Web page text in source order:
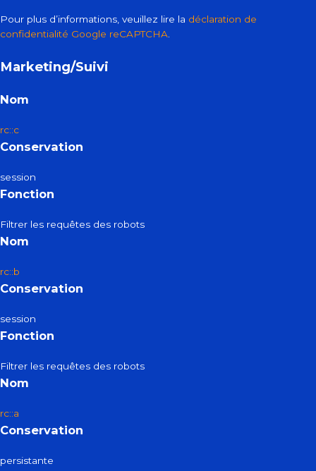
Pour plus d’informations, veuillez lire la déclaration de
confidentialité Google reCAPTCHA.
Marketing/Suivi
Nom
rc::c
Conservation
session
Fonction
Filtrer les requêtes des robots
Nom
rc::b
Conservation
session
Fonction
Filtrer les requêtes des robots
Nom
rc::a
Conservation
persistante